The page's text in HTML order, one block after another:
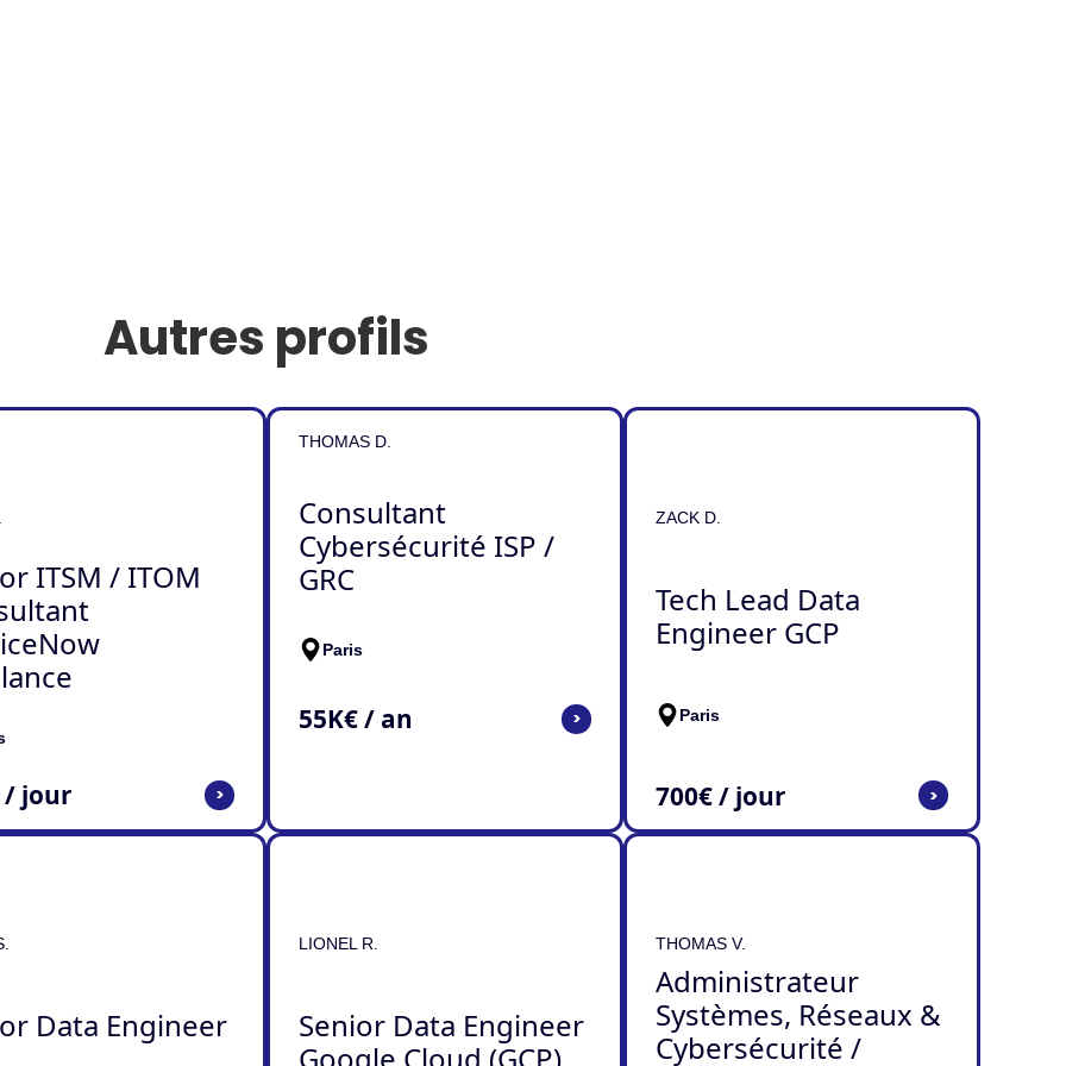
Autres profils
ITSM / ITOM
/ jour >
THOMAS D.
Consultant
Cybersécurité ISP /
GRC
Paris
55K€ / an >
ZACK D.
Tech Lead Data
Engineer GCP
Paris
700€ / jour >
Data Engineer
LIONEL R.
Senior Data Engineer
THOMAS V.
Administrateur
Systèmes, Réseaux &
Cybersécurité /